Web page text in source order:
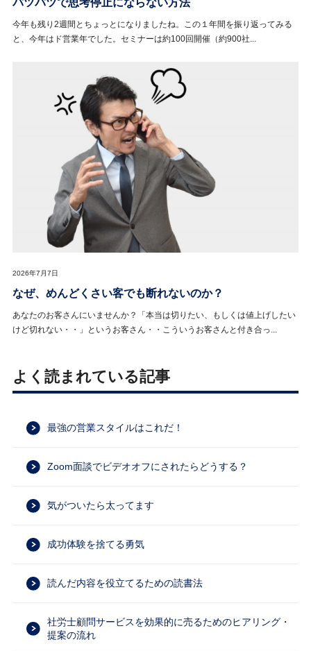
今年も残り2週間とちょっとになりましたね。この１年間を振り返ってみる
と、今年はド営業年でした。セミナーは約100回開催（約900社...
2026年7月7日
なぜ、めんどくさい客でも断れないのか？
あなたのお客さんにいませんか？「本当は切りたい、もしくは値上げしたい
けど切れない・・」というお客さん・・こういうお客さんと付き合っ...
よく読まれている記事
最強の営業スタイルはこれだ！
Zoom面談でビデオオフにされたらどうする？
気がついたら太ってます
成功体験を捨てる勇気
読んだ内容を役立てるための読書法
社労士顧問サービスを効果的に売るためのヒアリング・
提案の流れ